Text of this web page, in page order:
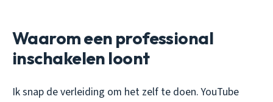
Waarom een professional
inschakelen loont
Ik snap de verleiding om het zelf te doen. YouTube